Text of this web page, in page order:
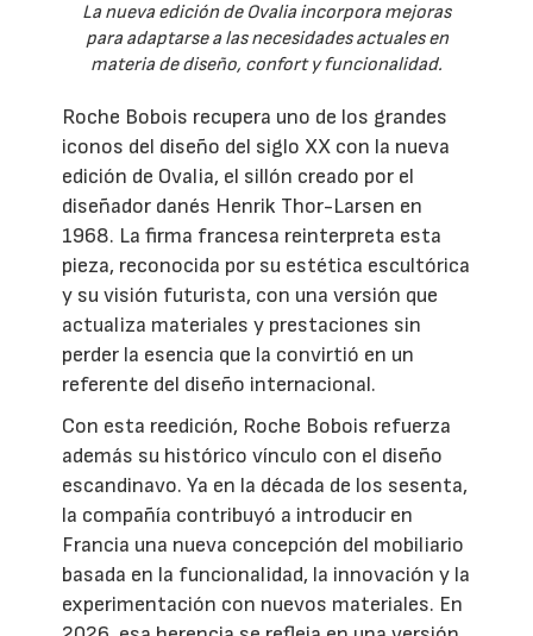
La nueva edición de Ovalia incorpora mejoras
para adaptarse a las necesidades actuales en
materia de diseño, confort y funcionalidad.
Roche Bobois recupera uno de los grandes
iconos del diseño del siglo XX con la nueva
edición de Ovalia, el sillón creado por el
diseñador danés Henrik Thor-Larsen en
1968. La firma francesa reinterpreta esta
pieza, reconocida por su estética escultórica
y su visión futurista, con una versión que
actualiza materiales y prestaciones sin
perder la esencia que la convirtió en un
referente del diseño internacional.
Con esta reedición, Roche Bobois refuerza
además su histórico vínculo con el diseño
escandinavo. Ya en la década de los sesenta,
la compañía contribuyó a introducir en
Francia una nueva concepción del mobiliario
basada en la funcionalidad, la innovación y la
experimentación con nuevos materiales. En